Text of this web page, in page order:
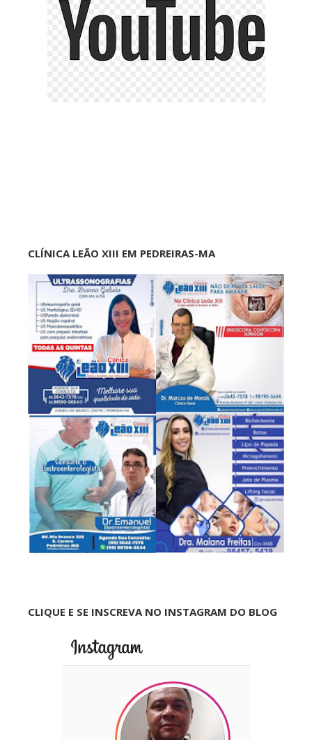
CLÍNICA LEÃO XIII EM PEDREIRAS-MA
CLIQUE E SE INSCREVA NO INSTAGRAM DO BLOG